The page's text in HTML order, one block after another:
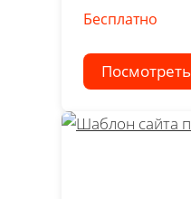
Бесплатно
Посмотреть